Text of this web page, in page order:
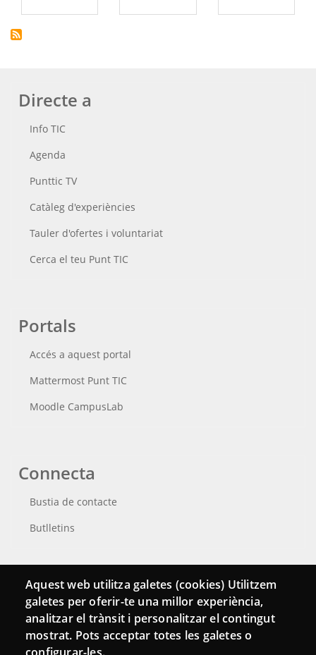
Directe a
Info TIC
Agenda
Punttic TV
Catàleg d'experiències
Tauler d'ofertes i voluntariat
Cerca el teu Punt TIC
Portals
Accés a aquest portal
Mattermost Punt TIC
Moodle CampusLab
Connecta
Bustia de contacte
Butlletins
Aquest web utilitza galetes (cookies) Utilitzem
galetes per oferir-te una millor experiència,
analitzar el trànsit i personalitzar el contingut
mostrat. Pots acceptar totes les galetes o